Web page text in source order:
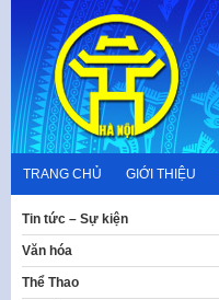
content
TRANG CHỦ GIỚI THIỆU
Tin tức – Sự kiện
Văn hóa
Thể Thao